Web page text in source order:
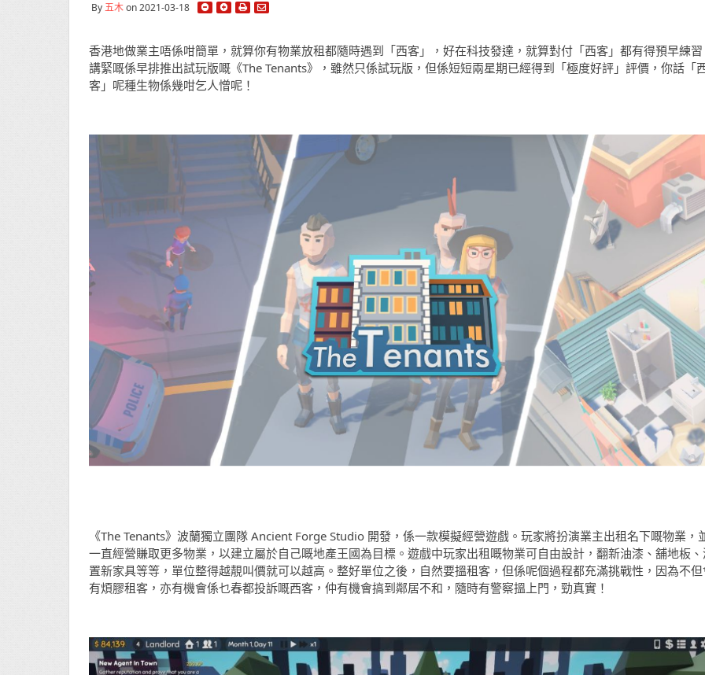
By五木on 2021-03-18
香港地做業主唔係咁簡單，就算你有物業放租都隨時遇到「西客」，好在科技發達，就算對付「西客」都有得預早練
講緊嘅係早排推出試玩版嘅《The Tenants》，雖然只係試玩版，但係短短兩星期已經得到「極度好評」評價，你話「
客」呢種生物係幾咁乞人憎呢！
《The Tenants》波蘭獨立團隊 Ancient Forge Studio 開發，係一款模擬經營遊戲。玩家將扮演業主出租名下嘅物業，
一直經營賺取更多物業，以建立屬於自己嘅地產王國為目標。遊戲中玩家出租嘅物業可自由設計，翻新油漆、舖地板
置新家具等等，單位整得越靚叫價就可以越高。整好單位之後，自然要搵租客，但係呢個過程都充滿挑戰性，因為不
有煩膠租客，亦有機會係乜春都投訴嘅西客，仲有機會搞到鄰居不和，隨時有警察搵上門，勁真實！